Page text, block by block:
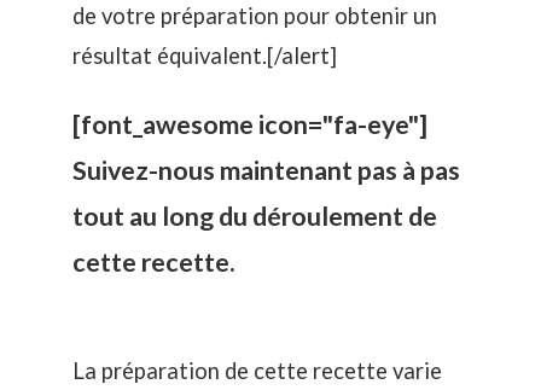
de votre préparation pour obtenir un
résultat équivalent.[/alert]
[font_awesome icon="fa-eye"]
Suivez-nous maintenant pas à pas
tout au long du déroulement de
cette recette.
La préparation de cette recette varie